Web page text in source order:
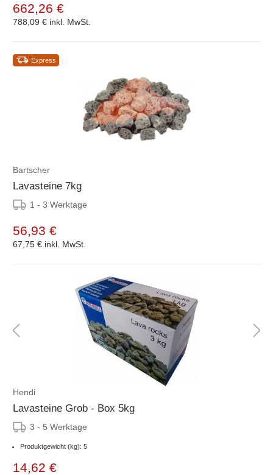
662,26 €
788,09 € inkl. MwSt.
Express
Bartscher
Lavasteine 7kg
1 - 3 Werktage
56,93 €
67,75 € inkl. MwSt.
Hendi
Lavasteine Grob - Box 5kg
3 - 5 Werktage
Produktgewicht (kg): 5
14,62 €